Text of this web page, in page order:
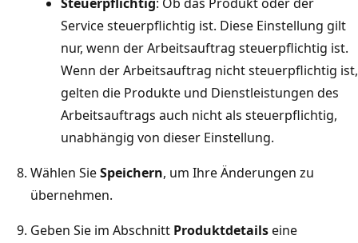
Steuerpflichtig: Ob das Produkt oder der
Service steuerpflichtig ist. Diese Einstellung gilt
nur, wenn der Arbeitsauftrag steuerpflichtig ist.
Wenn der Arbeitsauftrag nicht steuerpflichtig ist,
gelten die Produkte und Dienstleistungen des
Arbeitsauftrags auch nicht als steuerpflichtig,
unabhängig von dieser Einstellung.
Wählen SieSpeichern, um Ihre Änderungen zu
übernehmen.
Geben Sie im Abschnitt Produktdetailseine